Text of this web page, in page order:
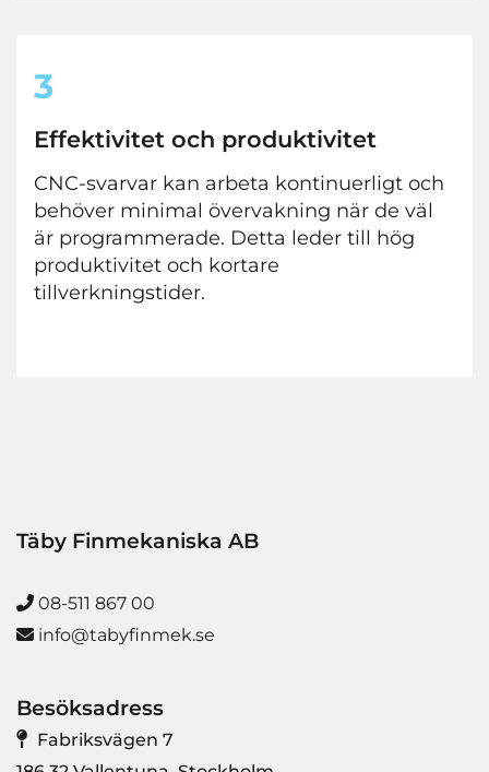
3
Effektivitet och produktivitet
CNC-svarvar kan arbeta kontinuerligt och
behöver minimal övervakning när de väl
är programmerade. Detta leder till hög
produktivitet och kortare
tillverkningstider.
Täby Finmekaniska AB
 08-511 867 00
 info@tabyfinmek.se
Besöksadress
 Fabriksvägen 7